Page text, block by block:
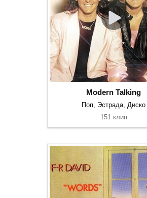
Modern Talking
Поп, Эстрада, Диско
151 клип